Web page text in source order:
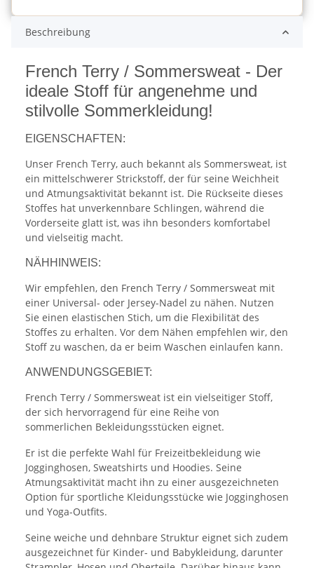
Beschreibung
French Terry / Sommersweat - Der
ideale Stoff für angenehme und
stilvolle Sommerkleidung!
EIGENSCHAFTEN:
Unser French Terry, auch bekannt als Sommersweat, ist
ein mittelschwerer Strickstoff, der für seine Weichheit
und Atmungsaktivität bekannt ist. Die Rückseite dieses
Stoffes hat unverkennbare Schlingen, während die
Vorderseite glatt ist, was ihn besonders komfortabel
und vielseitig macht.
NÄHHINWEIS:
Wir empfehlen, den French Terry / Sommersweat mit
einer Universal- oder Jersey-Nadel zu nähen. Nutzen
Sie einen elastischen Stich, um die Flexibilität des
Stoffes zu erhalten. Vor dem Nähen empfehlen wir, den
Stoff zu waschen, da er beim Waschen einlaufen kann.
ANWENDUNGSGEBIET:
French Terry / Sommersweat ist ein vielseitiger Stoff,
der sich hervorragend für eine Reihe von
sommerlichen Bekleidungsstücken eignet.
Er ist die perfekte Wahl für Freizeitbekleidung wie
Jogginghosen, Sweatshirts und Hoodies. Seine
Atmungsaktivität macht ihn zu einer ausgezeichneten
Option für sportliche Kleidungsstücke wie Jogginghosen
und Yoga-Outfits.
Seine weiche und dehnbare Struktur eignet sich zudem
ausgezeichnet für Kinder- und Babykleidung, darunter